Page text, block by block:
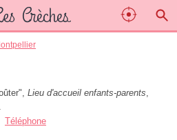
Lieu d'accueil enfants-parents,
Téléphone